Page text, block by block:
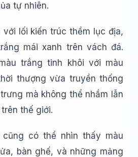
tự nhiên.
với lối kiến trúc thềm lục địa,
mái xanh trên vách đá.
trắng tinh khôi với màu
thượng vừa truyền thống
mà không thể nhầm lẫn
thế giới.
có thể nhìn thấy màu
bàn ghế, và những mảng